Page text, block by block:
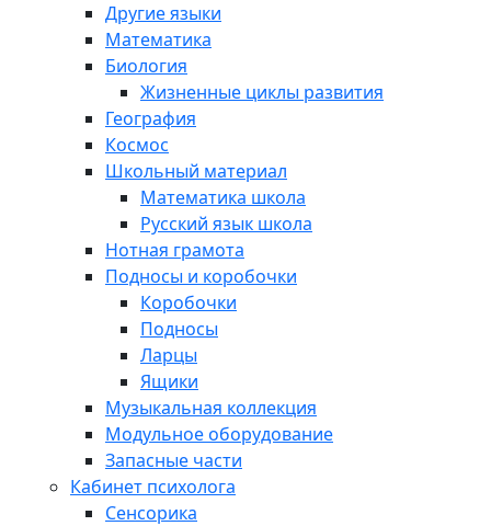
Другие языки
Математика
Биология
Жизненные циклы развития
География
Космос
Школьный материал
Математика школа
Русский язык школа
Нотная грамота
Подносы и коробочки
Коробочки
Подносы
Ларцы
Ящики
Музыкальная коллекция
Модульное оборудование
Запасные части
Кабинет психолога
Сенсорика